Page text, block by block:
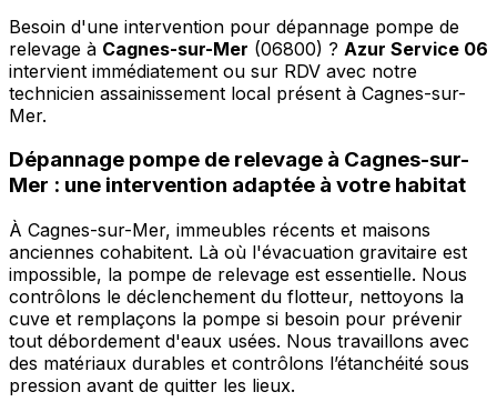
Besoin d'une intervention pour dépannage pompe de
relevage à Cagnes-sur-Mer (06800) ? Azur Service 06
intervient immédiatement ou sur RDV avec notre
technicien assainissement local présent à Cagnes-sur-
Mer.
Dépannage pompe de relevage à Cagnes-sur-
Mer : une intervention adaptée à votre habitat
À Cagnes-sur-Mer, immeubles récents et maisons
anciennes cohabitent. Là où l'évacuation gravitaire est
impossible, la pompe de relevage est essentielle. Nous
contrôlons le déclenchement du flotteur, nettoyons la
cuve et remplaçons la pompe si besoin pour prévenir
tout débordement d'eaux usées. Nous travaillons avec
des matériaux durables et contrôlons l’étanchéité sous
pression avant de quitter les lieux.